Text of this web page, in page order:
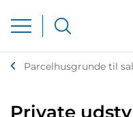
Parcelhusgrunde til
Private